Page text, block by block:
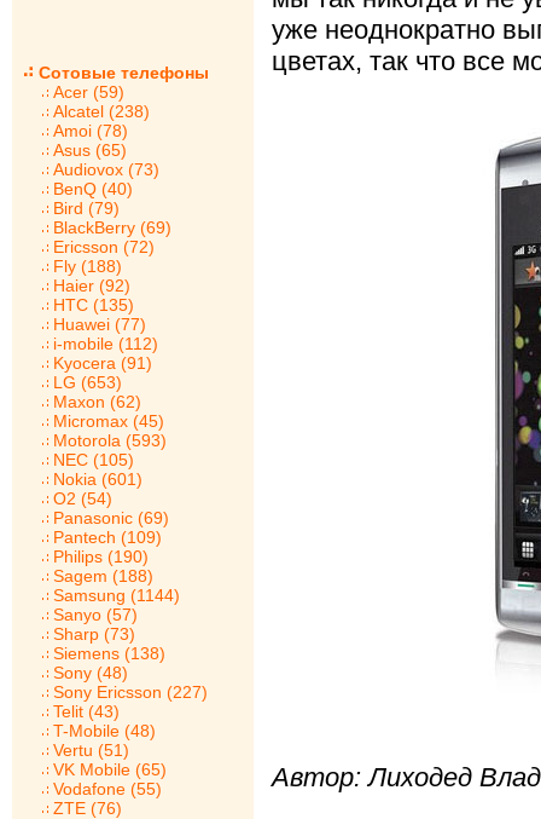
Сотовые телефоны
Acer (59)
Alcatel (238)
Amoi (78)
Asus (65)
Audiovox (73)
BenQ (40)
Bird (79)
BlackBerry (69)
Ericsson (72)
Fly (188)
Haier (92)
HTC (135)
Huawei (77)
i-mobile (112)
Kyocera (91)
LG (653)
Maxon (62)
Micromax (45)
Motorola (593)
NEC (105)
Nokia (601)
O2 (54)
Panasonic (69)
Pantech (109)
Philips (190)
Sagem (188)
Samsung (1144)
Sanyo (57)
Sharp (73)
Siemens (138)
Sony (48)
Sony Ericsson (227)
Telit (43)
T-Mobile (48)
Vertu (51)
VK Mobile (65)
Vodafone (55)
ZTE (76)
уже неоднократно
цветах, так что все
Автор: Лиходед